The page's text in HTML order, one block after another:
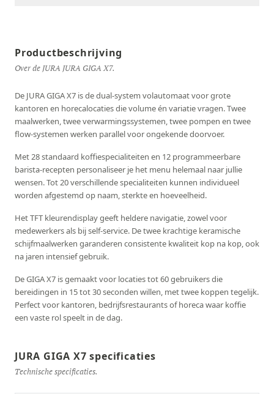
Productbeschrijving
Over de JURA JURA GIGA X7.
De JURA GIGA X7 is de dual-system volautomaat voor grote
kantoren en horecalocaties die volume én variatie vragen. Twee
maalwerken, twee verwarmingssystemen, twee pompen en twee
flow-systemen werken parallel voor ongekende doorvoer.
Met 28 standaard koffiespecialiteiten en 12 programmeerbare
barista-recepten personaliseer je het menu helemaal naar jullie
wensen. Tot 20 verschillende specialiteiten kunnen individueel
worden afgestemd op naam, sterkte en hoeveelheid.
Het TFT kleurendisplay geeft heldere navigatie, zowel voor
medewerkers als bij self-service. De twee krachtige keramische
schijfmaalwerken garanderen consistente kwaliteit kop na kop, ook
na jaren intensief gebruik.
De GIGA X7 is gemaakt voor locaties tot 60 gebruikers die
bereidingen in 15 tot 30 seconden willen, met twee koppen tegelijk.
Perfect voor kantoren, bedrijfsrestaurants of horeca waar koffie
een vaste rol speelt in de dag.
JURA GIGA X7 specificaties
Technische specificaties.